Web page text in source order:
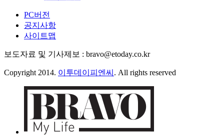
PC버전
공지사항
사이트맵
보도자료 및 기사제보 : bravo@etoday.co.kr
Copyright 2014. 이투데이피엔씨 . All rights reserved